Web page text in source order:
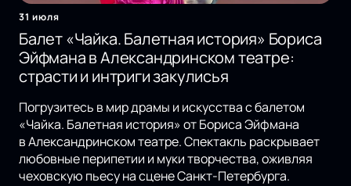
31 июля
Балет «Чайка. Балетная история» Бориса
Эйфмана в Александринском театре:
страсти и интриги закулисья
Погрузитесь в мир драмы и искусства с балетом
«Чайка. Балетная история» от Бориса Эйфмана
в Александринском театре. Спектакль раскрывает
любовные перипетии и муки творчества, оживляя
чеховскую пьесу на сцене Санкт-Петербурга.